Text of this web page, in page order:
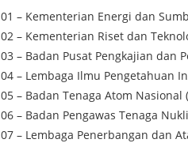
01 – Kementerian Energi dan
02 – Kementerian Riset dan
03 – Badan Pusat Pengkajian dan
04 – Lembaga Ilmu Pengetahuan
05 – Badan Tenaga Atom Nasional
06 – Badan Pengawas Tenaga
07 – Lembaga Penerbangan dan